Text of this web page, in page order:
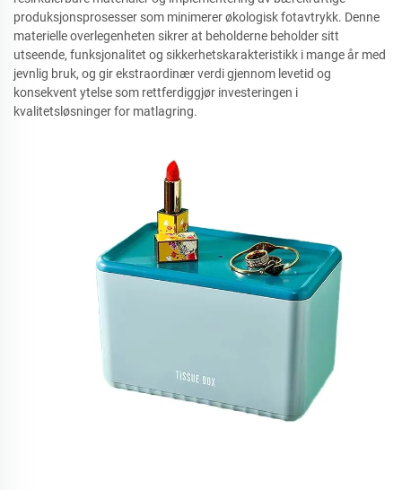
produksjonsprosesser som minimerer økologisk fotavtrykk. Denne
materielle overlegenheten sikrer at beholderne beholder sitt
utseende, funksjonalitet og sikkerhetskarakteristikk i mange år med
jevnlig bruk, og gir ekstraordinær verdi gjennom levetid og
konsekvent ytelse som rettferdiggjør investeringen i
kvalitetsløsninger for matlagring.